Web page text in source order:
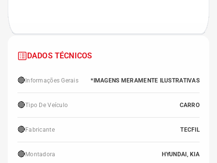
DADOS TÉCNICOS
🔴 Informações Gerais *IMAGENS MERAMENTE ILUSTRATIVAS
🔴Tipo De Veículo CARRO
🔴 Fabricante TECFIL
🔴 Montadora HYUNDAI, KIA